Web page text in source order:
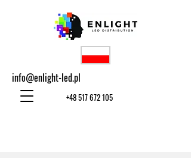
info@enlight-led.pl
+48 517 672 105